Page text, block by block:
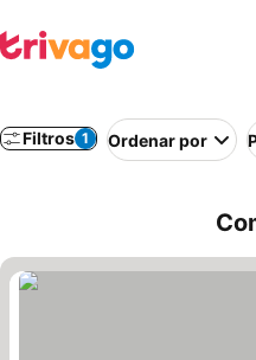
Filtros 1 Ordenar por